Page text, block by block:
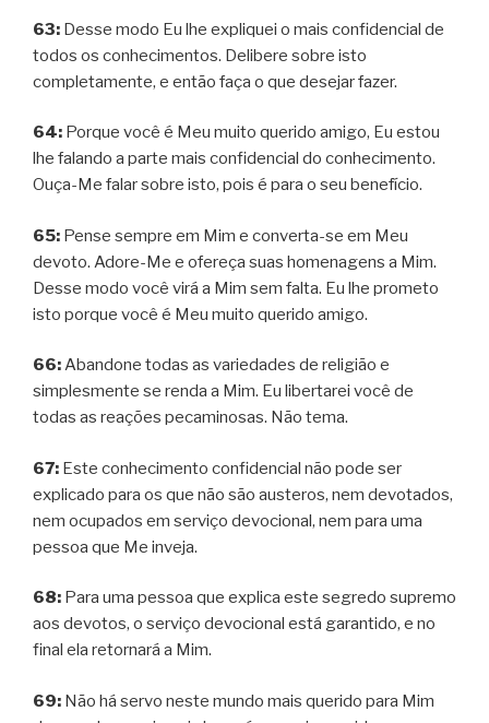
63: Desse modo Eu lhe expliquei o mais confidencial de
todos os conhecimentos. Delibere sobre isto
completamente, e então faça o que desejar fazer.
64: Porque você é Meu muito querido amigo, Eu estou
lhe falando a parte mais confidencial do conhecimento.
Ouça-Me falar sobre isto, pois é para o seu benefício.
65: Pense sempre em Mim e converta-se em Meu
devoto. Adore-Me e ofereça suas homenagens a Mim.
Desse modo você virá a Mim sem falta. Eu lhe prometo
isto porque você é Meu muito querido amigo.
66:Abandone todas as variedades de religião e
simplesmente se renda a Mim. Eu libertarei você de
todas as reações pecaminosas. Não tema.
67: Este conhecimento confidencial não pode ser
explicado para os que não são austeros, nem devotados,
nem ocupados em serviço devocional, nem para uma
pessoa que Me inveja.
68: Para uma pessoa que explica este segredo supremo
aos devotos, o serviço devocional está garantido, e no
final ela retornará a Mim.
69: Não há servo neste mundo mais querido para Mim